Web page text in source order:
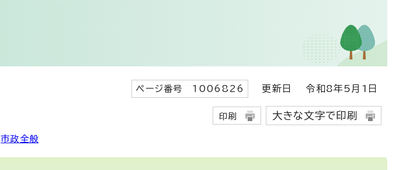
ページ番号 1006826 更新日 令和8年5月1日
印刷 大きな文字で印刷
市政全般